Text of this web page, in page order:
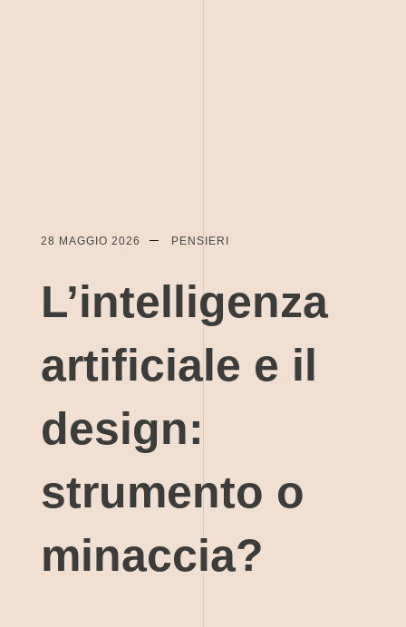
28 MAGGIO 2026 PENSIERI
L’intelligenza
artificiale e il
design:
strumento o
minaccia?